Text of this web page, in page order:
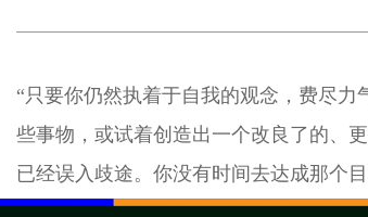
“只要你仍然执着于自我的观念，费尽力
些事物，或试着创造出一个改良了的、
已经误入歧途。你没有时间去达成那个